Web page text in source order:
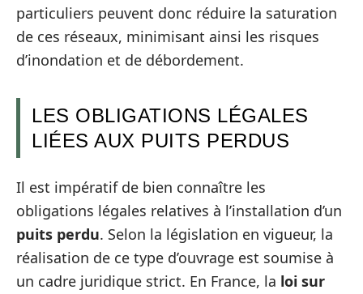
particuliers peuvent donc réduire la saturation
de ces réseaux, minimisant ainsi les risques
d’inondation et de débordement.
LES OBLIGATIONS LÉGALES
LIÉES AUX PUITS PERDUS
Il est impératif de bien connaître les
obligations légales relatives à l’installation d’un
puits perdu. Selon la législation en vigueur, la
réalisation de ce type d’ouvrage est soumise à
un cadre juridique strict. En France, la loi sur